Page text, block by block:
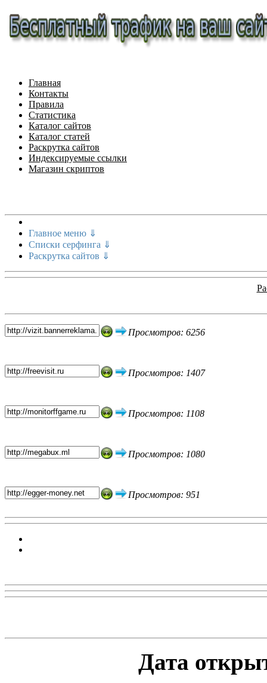
Главная
Контакты
Правила
Статистика
Каталог сайтов
Каталог статей
Раскрутка сайтов
Индексируемые ссылки
Магазин скриптов
Главное меню ⇓
Списки серфинга ⇓
Раскрутка сайтов ⇓
Просмотров: 6256
Просмотров: 1407
Просмотров: 1108
Просмотров: 1080
Просмотров: 951
Дата